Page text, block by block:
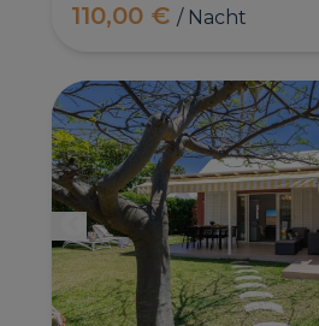
110,00 €/ Nacht